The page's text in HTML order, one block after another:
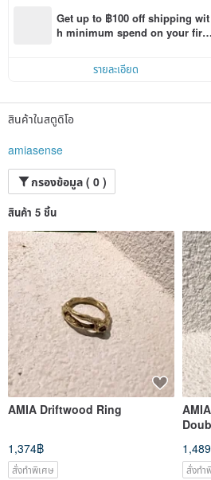
are gently bringing that initial feeling close to
Get up to ฿100 off shipping wit
h minimum spend on your first
รายละเอียด
สินค้าในสตูดิโอ
amiasense
กรองข้อมูล ( 0 )
สินค้า 5 ชิ้น
AMIA Driftwood Ring
1,374฿
สั่งทำพิเศษ สั่งทำ